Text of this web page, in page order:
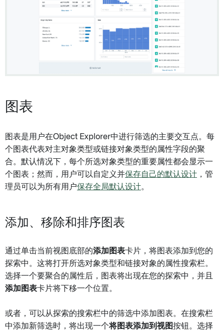
图表
图表是用户在Object Explorer中进行筛选的主要交互点。每
个图表代表对主对象类型或链接对象类型的属性字段的聚
合。默认情况下，每个所选对象类型的重要属性都会显示一
个图表；然而，用户可以自定义并保存自己的默认设计 ，管
理员可以为所有用户保存全局默认设计。
添加、移除和排序图表
通过单击当前视图底部的添加图表卡片，将图表添加到您的
探索中。这将打开所选对象类型和链接对象的属性搜索栏。
选择一个要聚合的属性后，图表将出现在您的探索中，并且
添加图表卡片将下移一个位置。
或者，可以从探索的搜索栏中的筛选中添加图表。在搜索栏
中添加新筛选时，将出现一个将图表添加到视图按钮。选择